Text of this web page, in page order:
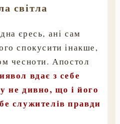
світла
єресь, ані сам
спокусити інакше,
чесноти. Апостол
вдає з себе
не дивно, що і його
служителів правди